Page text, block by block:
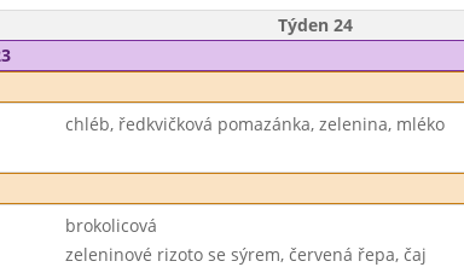
Týden 24
chléb, ředkvičková pomazánka, zelenina, mléko
brokolicová
zeleninové rizoto se sýrem, červená řepa, čaj